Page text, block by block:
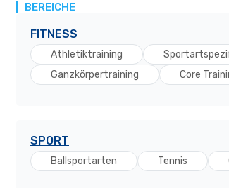
BEREICHE
FITNESS
Athletiktraining
Ganzkörpertraining
Core
SPORT
Ballsportarten Tennis